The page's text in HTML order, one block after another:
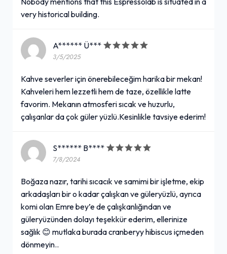
very historical building.
A****** Ü***
3/5/2025
Kahve severler için önerebileceğim harika bir mekan!
Kahveleri hem lezzetli hem de taze, özellikle latte
favorim. Mekanın atmosferi sıcak ve huzurlu,
çalışanlar da çok güler yüzlü.Kesinlikle tavsiye ederim!
S****** B****
7/8/2024
Boğaza nazır, tarihi sıcacık ve samimi bir işletme, ekip
arkadaşları bir o kadar çalışkan ve güleryüzlü, ayrıca
komi olan Emre bey’e de çalışkanlığından ve
güleryüzünden dolayı teşekkür ederim, ellerinize
sağlık 😊 mutlaka burada cranberyy hibiscus içmeden
dönmeyin..